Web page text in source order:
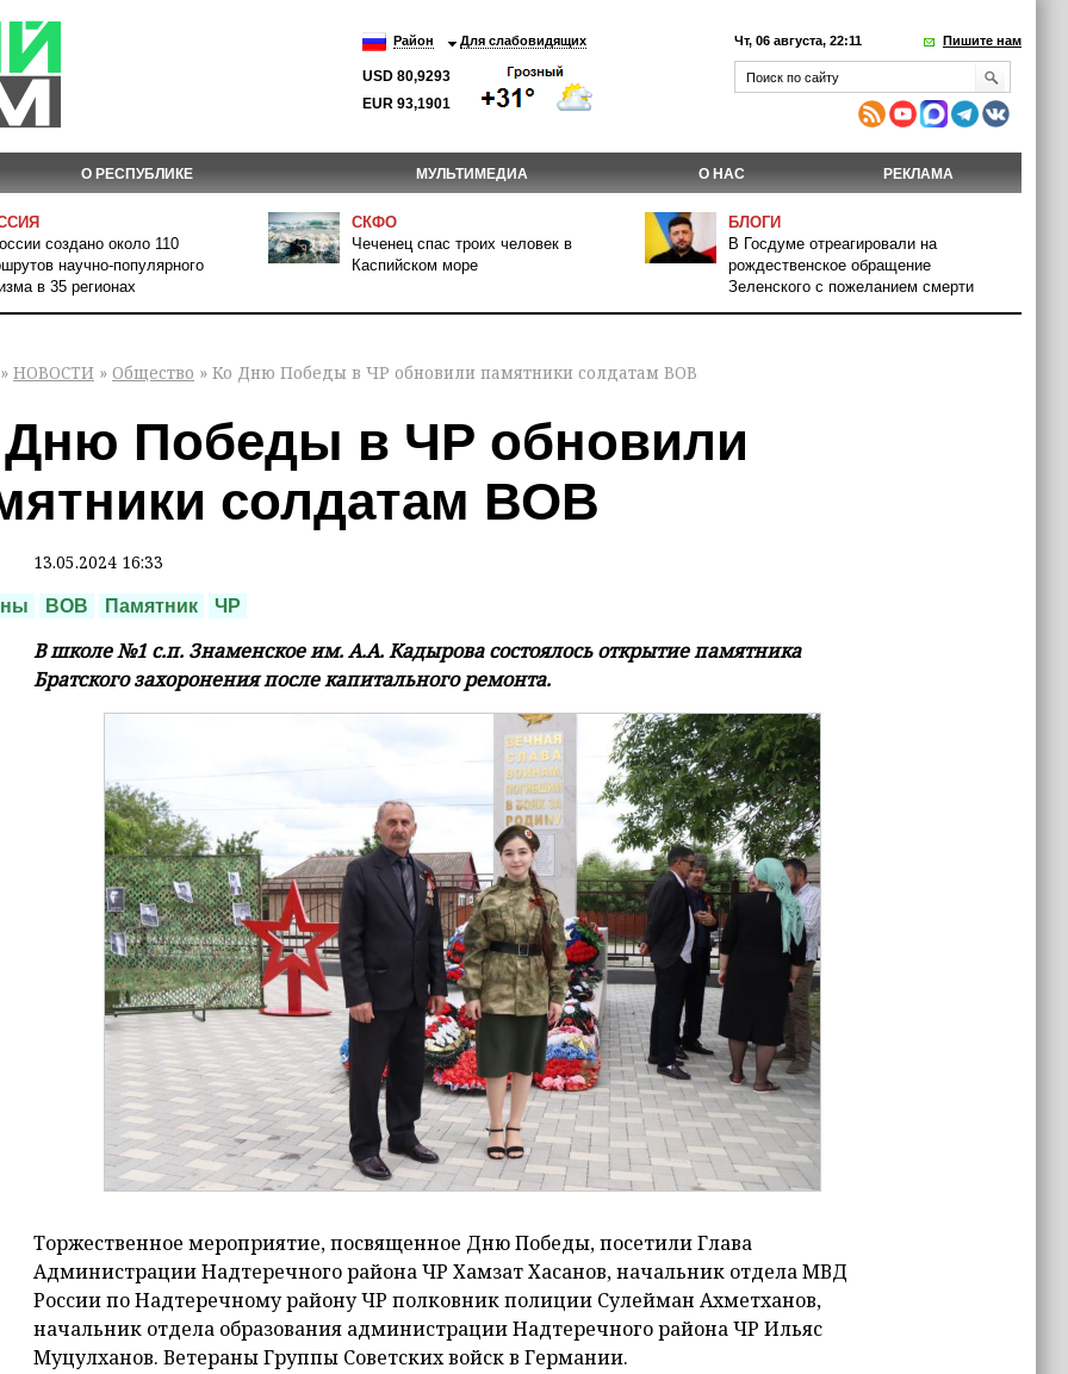
Район Для слабовидящих
USD 80,9293
EUR 93,1901
Чт, 06 августа, 22:11 Пишите нам
О РЕСПУБЛИКЕ МУЛЬТИМЕДИА О НАС РЕКЛАМА
создано около 110
научно-популярного
в 35 регионах
СКФО
Чеченец спас троих человек в
Каспийском море
БЛОГИ
В Госдуме отреагировали на
рождественское обращение
Зеленского с пожеланием смерти
» НОВОСТИ » Общество » Ко Дню Победы в ЧР обновили памятники солдатам ВОВ
Дню Победы в ЧР обновили
солдатам ВОВ
13.05.2024 16:33
ВОВ Памятник ЧР
В школе №1 с.п. Знаменское им. А.А. Кадырова состоялось открытие памятника
Братского захоронения после капитального ремонта.
Торжественное мероприятие, посвященное Дню Победы, посетили Глава
Администрации Надтеречного района ЧР Хамзат Хасанов, начальник отдела МВД
России по Надтеречному району ЧР полковник полиции Сулейман Ахметханов,
начальник отдела образования администрации Надтеречного района ЧР Ильяс
Муцулханов. Ветераны Группы Советских войск в Германии.